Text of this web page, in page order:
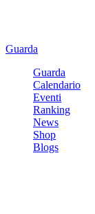
Guarda
Guarda
Calendario
Eventi
Ranking
News
Shop
Blogs